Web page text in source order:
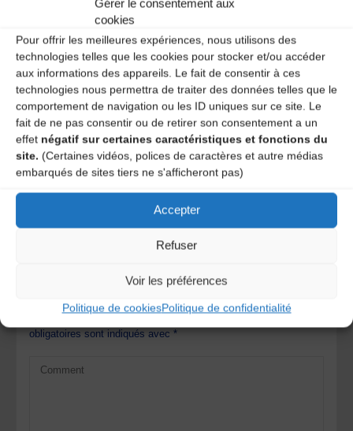
Gérer le consentement aux
cookies
Pour offrir les meilleures expériences, nous utilisons des
technologies telles que les cookies pour stocker et/ou accéder
aux informations des appareils. Le fait de consentir à ces
technologies nous permettra de traiter des données telles que le
comportement de navigation ou les ID uniques sur ce site. Le
fait de ne pas consentir ou de retirer son consentement a un
effet négatif sur certaines caractéristiques et fonctions du
site. (Certaines vidéos, polices de caractères et autre médias
embarqués de sites tiers ne s'afficheront pas)
Accepter
Refuser
Voir les préférences
Politique de cookiesPolitique de confidentialité
Contact
BAUDIMANT Frédéric
8 Place laisnel de la salle 36400 La Châtre
06 12 32 89 82
freddybaudimant@gmail.com
En avant la musique !
La Montagne – 7 janvier 2012
Laisser un
commentaire
obligatoires sont indiqués avec*